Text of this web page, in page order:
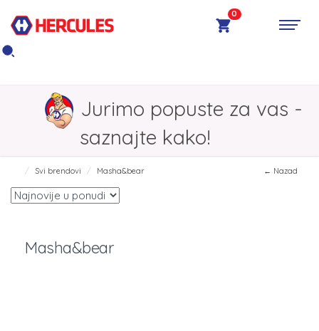
0
Jurimo popuste za vas -
saznajte kako!
Svi brendovi Masha&bear ← Nazad
Masha&bear